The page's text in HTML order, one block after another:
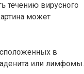
течению вирусного
может
в
или лимфомы.